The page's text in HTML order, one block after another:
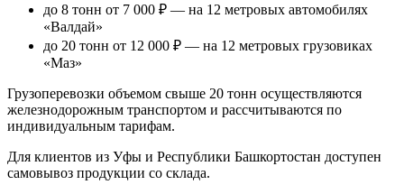
до 8 тонн от 7 000 ₽ — на 12 метровых автомобилях
«Валдай»
до 20 тонн от 12 000 ₽ — на 12 метровых грузовиках
«Маз»
Грузоперевозки объемом свыше 20 тонн осуществляются
железнодорожным транспортом и рассчитываются по
индивидуальным тарифам.
Для клиентов из Уфы и Республики Башкортостан доступен
самовывоз продукции со склада.